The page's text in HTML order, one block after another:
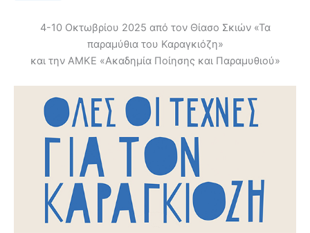
4-10 Οκτωβρίου 2025 από τον Θίασο Σκιών «Τα
παραμύθια του Καραγκιόζη»
και την ΑΜΚΕ «Ακαδημία Ποίησης και Παραμυθιού»